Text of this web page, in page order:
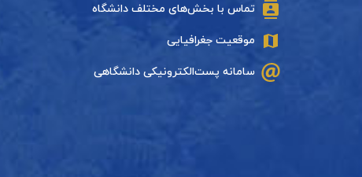
تماس با بخش‌های مختلف دانشگاه
موقعیت جغرافیایی
سامانه پست‌الکترونیکی دانشگاهی